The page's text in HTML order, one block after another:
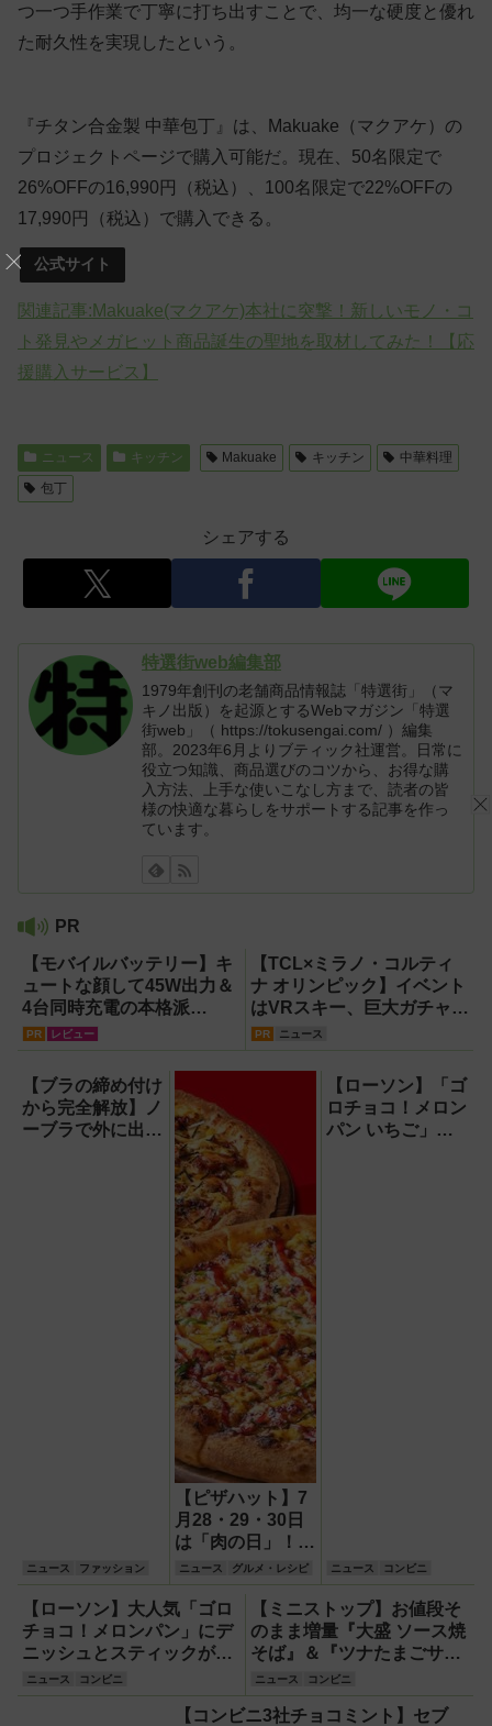
つ一つ手作業で丁寧に打ち出すことで、均一な硬度と優れ
た耐久性を実現したという。
『チタン合金製 中華包丁』は、Makuake（マクアケ）の
プロジェクトページで購入可能だ。現在、50名限定で
26%OFFの16,990円（税込）、100名限定で22%OFFの
17,990円（税込）で購入できる。
公式サイト
関連記事:Makuake(マクアケ)本社に突撃！新しいモノ・コ
ト発見やメガヒット商品誕生の聖地を取材してみた！【応
援購入サービス】
ニュース キッチン Makuake キッチン
中華料理
包丁
シェアする
特選街web編集部
1979年創刊の老舗商品情報誌「特選街」（マ
キノ出版）を起源とするWebマガジン「特選
街web」（ https://tokusengai.com/ ）編集
部。2023年6月よりブティック社運営。日常に
役立つ知識、商品選びのコツから、お得な購
入方法、上手な使いこなし方まで、読者の皆
様の快適な暮らしをサポートする記事を作っ
ています。
PR
【モバイルバッテリー】キ
ュートな顔して45W出力＆
4台同時充電の本格派
『RORRY CharmGo オー
バイルファンもノートPC
も安心
PR レビュー
【TCL×ミラノ・コルティ
ナ オリンピック】イベント
はVRスキー、巨大ガチャな
どのイマーシブ体験が目白
PR ニュース
【ブラの締め付け
から完全解放】ノ
ーブラで外に出ら
ニュース ファッション
【ピザハット】7
月28・29・30日
は「肉の日」！最
大3,091円おトク
な肉ピザで猛暑を
吹き飛ばそう
ニュース グルメ・レシピ
【ローソン】「ゴ
ロチョコ！メロン
パン いちご」や
ニュース コンビニ
【ローソン】大人気「ゴロ
チョコ！メロンパン」にデ
ニッシュとスティックが登
場！新作スイーツ・よくば
りセットほか
ニュース コンビニ
【ミニストップ】お値段そ
のまま増量『大盛 ソース焼
そば』＆『ツナたまごサン
ド』やスイーツ・お弁当な
ど注目のベストイレブン！
ニュース コンビニ
【コンビニ3社チョコミント】セブ